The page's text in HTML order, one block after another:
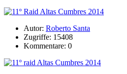
Autor: Roberto Santa
Zugriffe: 15408
Kommentare: 0